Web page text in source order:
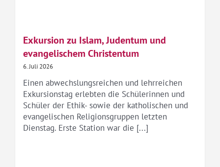
Exkursion zu Islam, Judentum und
evangelischem Christentum
6. Juli 2026
Einen abwechslungsreichen und lehrreichen
Exkursionstag erlebten die Schülerinnen und
Schüler der Ethik- sowie der katholischen und
evangelischen Religionsgruppen letzten
Dienstag. Erste Station war die [...]